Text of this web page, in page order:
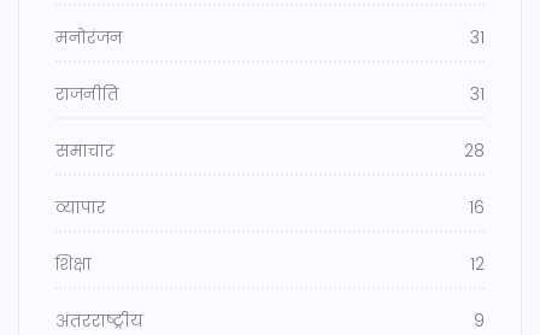
मनोरंजन 31
राजनीति 31
समाचार 28
व्यापार 16
शिक्षा 12
अंतरराष्ट्रीय 9